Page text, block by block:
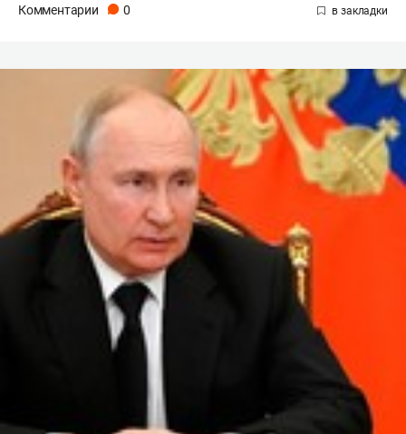
Комментарии 0